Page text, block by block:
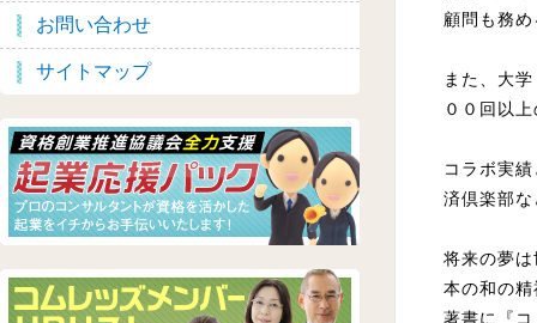
お問い合わせ
サイトマップ
顧問も務
また、大
００回以
コラボ実
済倶楽部
将来の夢
本の和の
著書に『